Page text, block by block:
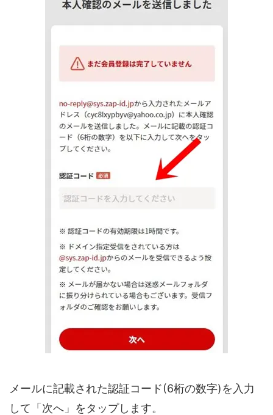
メールに記載された認証コード(6桁の数字)を入力
して「次へ」をタップします。